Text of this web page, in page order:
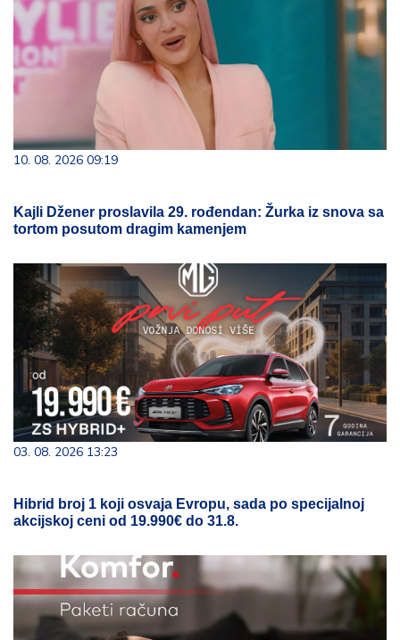
10. 08. 2026 09:19
Kajli Džener proslavila 29. rođendan: Žurka iz snova sa
tortom posutom dragim kamenjem
03. 08. 2026 13:23
Hibrid broj 1 koji osvaja Evropu, sada po specijalnoj
akcijskoj ceni od 19.990€ do 31.8.